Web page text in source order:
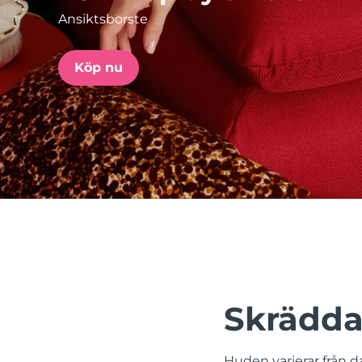
Ansiktsborste
Köp nu
issa™ Teeth Whitening Set
FAQ™ Dual LED Panel
POPULÄR